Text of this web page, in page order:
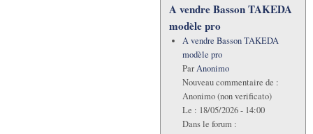
A vendre Basson TAKEDA
modèle pro
A vendre Basson TAKEDA
modèle pro
ParAnonimo
Nouveau commentaire de :
Anonimo (non verificato)
Le : 18/05/2026 - 14:00
Dans le forum :